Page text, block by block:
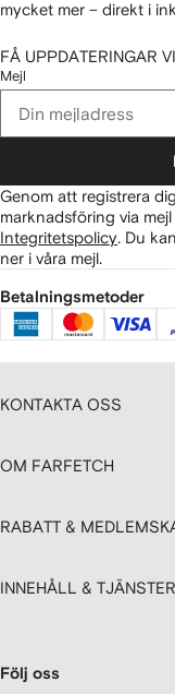
mycket mer – direkt i
FÅ UPPDATERINGAR
Mejl
Genom att registrera
marknadsföring via
Integritetspolicy. Du
ner i våra mejl.
Betalningsmetoder
KONTAKTA OSS
OM FARFETCH
RABATT &
INNEHÅLL & TJÄNSTER
Följ oss